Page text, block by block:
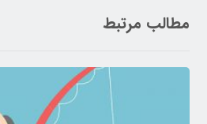
مطالب مرتبط